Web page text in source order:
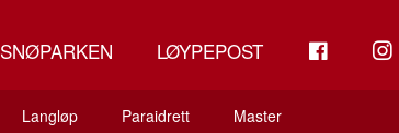
SNØPARKEN LØYPEPOST
Langløp Paraidrett Master